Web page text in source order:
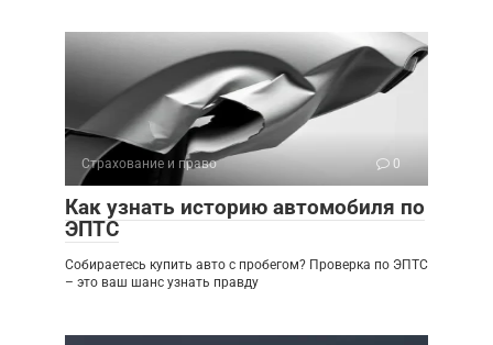
Страхование и право 0
Как узнать историю автомобиля по
ЭПТС
Собираетесь купить авто с пробегом? Проверка по ЭПТС
– это ваш шанс узнать правду